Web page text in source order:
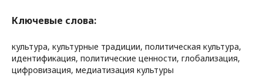
Ключевые слова:
культура, культурные традиции, политическая культура,
идентификация, политические ценности, глобализация,
цифровизация, медиатизация культуры